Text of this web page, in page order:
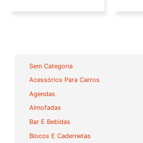
Sem Categoria
Acessórios Para Carros
Agendas
Almofadas
Bar E Bebidas
Blocos E Cadernetas